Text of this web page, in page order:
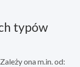
typów
ona m.in. od: